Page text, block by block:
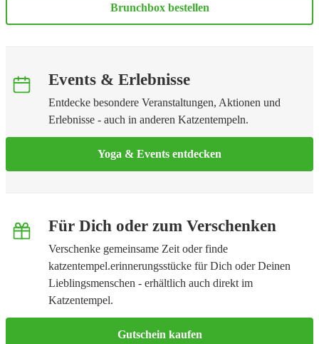
Brunchbox bestellen
Events & Erlebnisse
Entdecke besondere Veranstaltungen, Aktionen und
Erlebnisse - auch in anderen Katzentempeln.
Yoga & Events entdecken
Für Dich oder zum Verschenken
Verschenke gemeinsame Zeit oder finde
katzentempel.erinnerungsstücke für Dich oder Deinen
Lieblingsmenschen - erhältlich auch direkt im
Katzentempel.
Gutschein kaufen